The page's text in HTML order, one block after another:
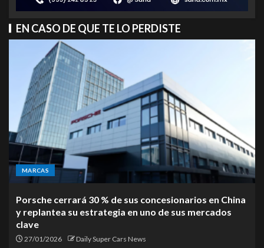
EN CASO DE QUE TE LO PERDISTE
MARCAS
Porsche cerrará 30 % de sus concesionarios en China
y replantea su estrategia en uno de sus mercados
clave
27/01/2026 Daily Super Cars News